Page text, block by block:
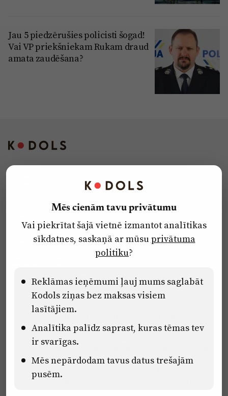
Jau 5 piedzērušies policisti šogad!
Vai VP priekšniekam Rukam draud
amata zaudēšana?
Privātuma politika
Ētikas kodekss
Pārredzamības paziņojumi
Eiropas Savienības Atveseļošanas un noturības mehānisma plāna
2.2. reformu un investīciju virziena “Uzņēmumu digitālā
transformācija un inovācijas” 2.2.1.5.i. investīcijas “Mediju nozares
uzņēmumu digitālās transformācijas veicināšana” pasākuma
“Mācības mediju nozares speciālistu digitālās kompetences un
zināšanu pilnveidošanai” projektā Latvijas Mediju nozares
kompetenču centrs (2.2.1.5.i.0/2/24/A/CFLA/001).
Mēs cienām tavu privātumu
Vai piekrītat šajā vietnē izmantot analītikas
sīkdatnes, saskaņā ar mūsuprivātuma
politiku?
Reklāmas ieņēmumi ļauj mums saglabāt
Kodols ziņas bez maksas visiem
lasītājiem.
Analītika palīdz saprast, kuras tēmas tev
ir svarīgas.
Mēs nepārdodam tavus datus trešajām
pusēm.